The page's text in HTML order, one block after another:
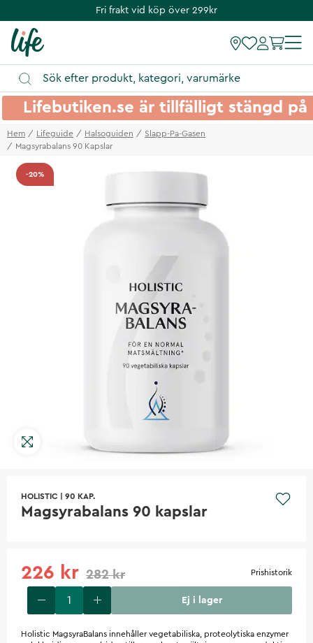
Fri frakt vid köp över 299kr
Lifebutiken.se är tillfälligt stängd
Hem Lifeguide Halsoguiden
Slapp-Pa-Gasen
Magsyrabalans 90 Kapslar
-20%
HOLISTIC 90 KAP.
Magsyrabalans 90 kapslar
226 kr 282 kr Prishistorik
Ej i lager
Holistic MagsyraBalans innehåller vegetabiliska, proteolytiska enzymer